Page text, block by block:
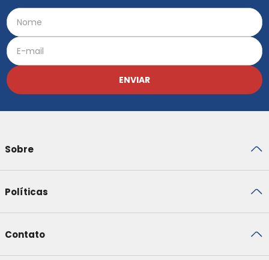
ENVIAR
Sobre
Políticas
Contato